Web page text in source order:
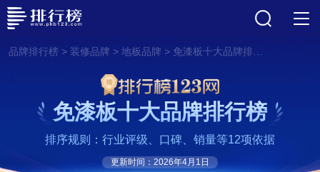
品牌排行榜> 装修品牌 > 地板品牌 > 免漆板十大品牌排行榜
免漆板十大品牌排行榜
排序规则：行业评级、口碑、销量等12项依据
更新时间：2026年4月1日